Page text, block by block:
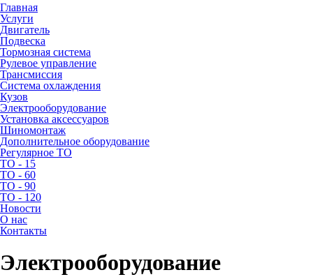
Главная
Услуги
Двигатель
Подвеска
Тормозная система
Рулевое управление
Трансмиссия
Система охлаждения
Кузов
Электрооборудование
Установка аксессуаров
Шиномонтаж
Дополнительное оборудование
Регулярное ТО
ТО - 15
ТО - 60
ТО - 90
ТО - 120
Новости
О нас
Контакты
Электрооборудование